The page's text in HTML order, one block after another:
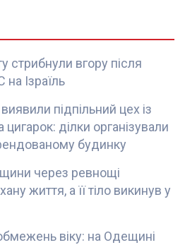
стрибнули вгору після
Ізраїль
підпільний цех із
ділки організували
будинку
через ревнощі
життя, а її тіло викинув у
віку: на Одещині